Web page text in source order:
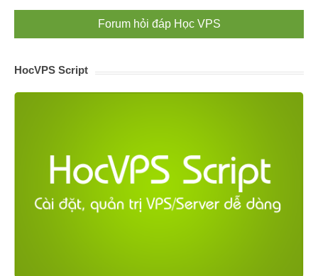
Forum hỏi đáp Học VPS
HocVPS Script